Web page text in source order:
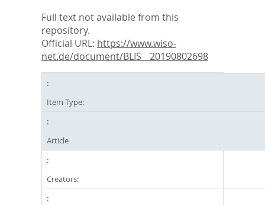
Full text not available from this
repository.
Official URL: https://www.wiso-
net.de/document/BLIS__20190802698
Item Type:
Article
Creators: